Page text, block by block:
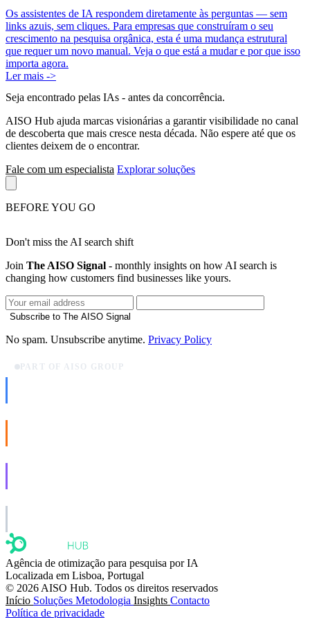
Os assistentes de IA respondem diretamente às perguntas — sem
links azuis, sem cliques. Para empresas que construíram o seu
crescimento na pesquisa orgânica, esta é uma mudança estrutural
que requer um novo manual. Veja o que está a mudar e por que isso
importa agora.
Ler mais ->
Seja encontrado pelas IAs - antes da concorrência.
AISO Hub ajuda marcas visionárias a garantir visibilidade no canal
de descoberta que mais cresce nesta década. Não espere até que os
clientes deixem de o encontrar.
Fale com um especialista Explorar soluções
BEFORE YOU GO
Don't miss the AI search shift
Join The AISO Signal - monthly insights on how AI search is
changing how customers find businesses like yours.
Subscribe to The AISO Signal
No spam. Unsubscribe anytime. Privacy Policy
PART OF AISO GROUP
Agência de otimização para pesquisa por IA
Localizada em Lisboa, Portugal
© 2026 AISO Hub. Todos os direitos reservados
Início Soluções Metodologia Insights Contacto
Política de privacidade